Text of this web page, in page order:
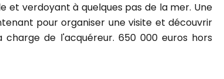
et verdoyant à quelques pas de la mer. Une
pour organiser une visite et découvrir
charge de l'acquéreur. 650 000 euros hors